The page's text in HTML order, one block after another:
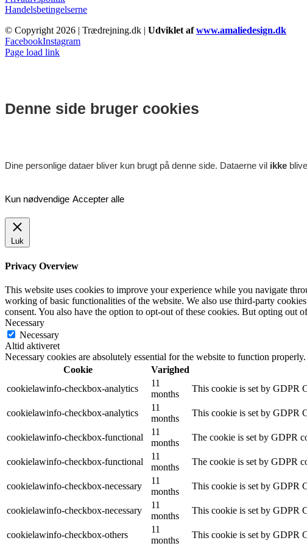
Handelsbetingelserne
© Copyright 2026 | Trædrejning.dk | Udviklet afwww.amaliedesign.dk
FacebookInstagram
Page load link
Denne side bruger cookies
Dine personlige dataer bliver kun brugt på denne side. Dataerne vil ikke
Kun nødvendige Accepter alle
Luk
Privacy Overview
This website uses cookies to improve your experience while you navigate
working of basic functionalities of the website. We also use third-party
consent. You also have the option to opt-out of these cookies. But opting out
Necessary
Necessary
Altid aktiveret
Necessary cookies are absolutely essential for the website to function
Cookie
Varighed
cookielawinfo-checkbox-analytics
11
months
This cookie is set by GDPR
cookielawinfo-checkbox-analytics
11
months
This cookie is set by GDPR
cookielawinfo-checkbox-functional
11
months
The cookie is set by GDPR
cookielawinfo-checkbox-functional
11
months
The cookie is set by GDPR
cookielawinfo-checkbox-necessary
11
months
This cookie is set by GDPR
cookielawinfo-checkbox-necessary
11
months
This cookie is set by GDPR
cookielawinfo-checkbox-others
11
months
This cookie is set by GDPR